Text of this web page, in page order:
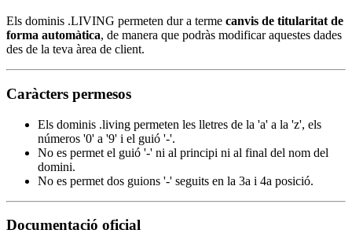
Els dominis .LIVING permeten dur a terme canvis de titularitat de
forma automàtica, de manera que podràs modificar aquestes dades
des de la teva àrea de client.
Caràcters permesos
Els dominis .living permeten les lletres de la 'a' a la 'z', els
números '0' a '9' i el guió '-'.
No es permet el guió '-' ni al principi ni al final del nom del
domini.
No es permet dos guions '-' seguits en la 3a i 4a posició.
Documentació oficial